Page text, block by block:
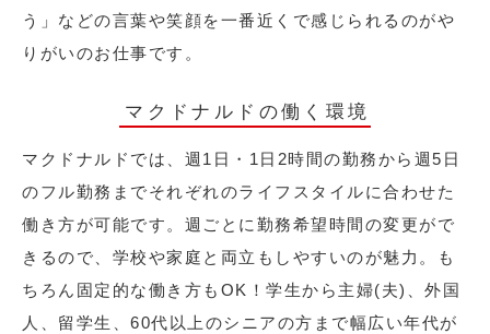
う」などの言葉や笑顔を一番近くで感じられるのがや
りがいのお仕事です。
マクドナルドの働く環境
マクドナルドでは、週1日・1日2時間の勤務から週5日
のフル勤務までそれぞれのライフスタイルに合わせた
働き方が可能です。週ごとに勤務希望時間の変更がで
きるので、学校や家庭と両立もしやすいのが魅力。も
ちろん固定的な働き方もOK！学生から主婦(夫)、外国
人、留学生、60代以上のシニアの方まで幅広い年代が